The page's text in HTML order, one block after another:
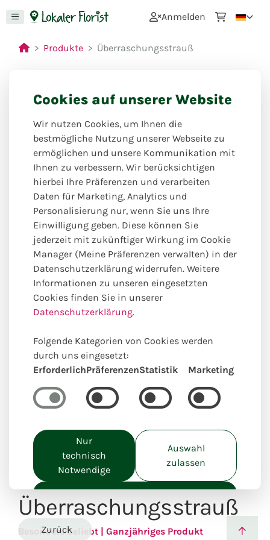
Anmelden
Produkte Überraschungsstrauß
Überraschungsstrauß
Besonders beliebt | Ganzjähriges Produkt
Zurück
Cookies auf unserer Website
Wir nutzen Cookies, um Ihnen die
bestmögliche Nutzung unserer Webseite zu
ermöglichen und unsere Kommunikation mit
Ihnen zu verbessern. Wir berücksichtigen
hierbei Ihre Präferenzen und verarbeiten
Daten für Marketing, Analytics und
Personalisierung nur, wenn Sie uns Ihre
Einwilligung geben. Diese können Sie
jederzeit mit zukünftiger Wirkung im Cookie
Manager (Meine Präferenzen verwalten) in der
Datenschutzerklärung widerrufen. Weitere
Informationen zu unseren eingesetzten
Cookies finden Sie in unserer
Datenschutzerklärung.
Folgende Kategorien von Cookies werden
durch uns eingesetzt:
ErforderlichPräferenzenStatistik Marketing
Nur
technisch
Notwendige
Auswahl
zulassen
Alle akzeptieren